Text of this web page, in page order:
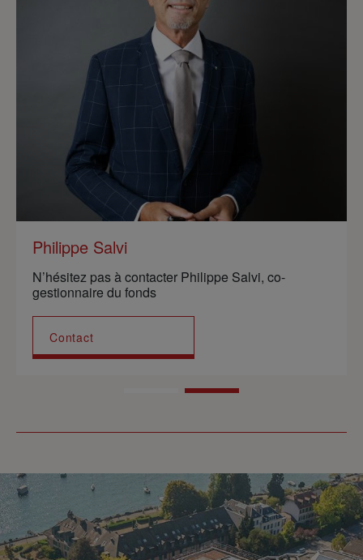
Philippe Salvi
N’hésitez pas à contacter Philippe Salvi, co-
gestionnaire du fonds
Contact